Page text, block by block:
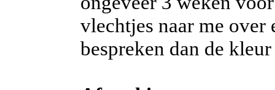
vlechtjes naar me over
bespreken dan de kleur